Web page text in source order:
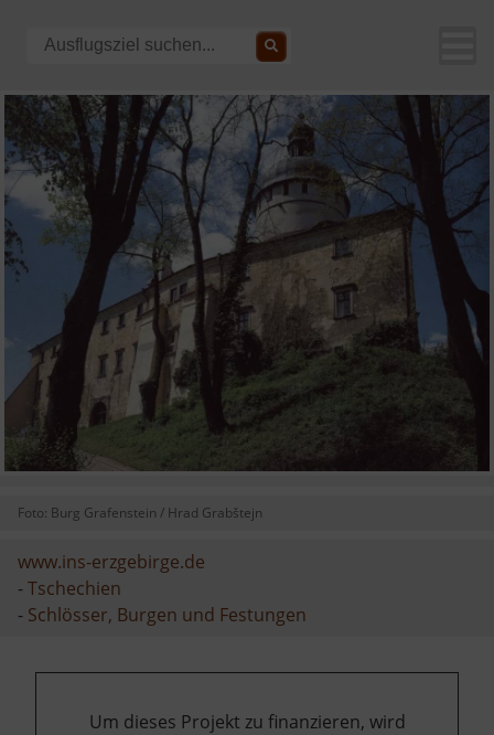
Foto: Burg Grafenstein / Hrad Grabštejn
www.ins-erzgebirge.de
-Tschechien
- Schlösser, Burgen und Festungen
Um dieses Projekt zu finanzieren, wird